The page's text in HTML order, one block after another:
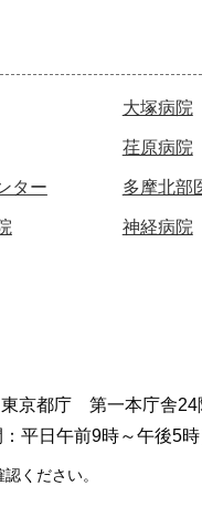
大塚病院
荏原病院
ター 多摩北部
神経病院
京都庁 第一本庁舎24
：平日午前9時～午後5時
ください。